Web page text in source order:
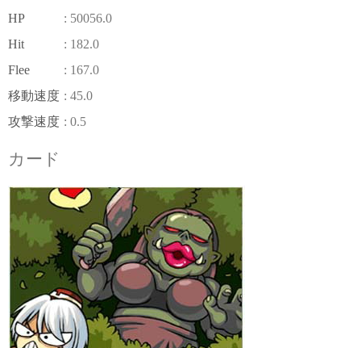
HP
: 50056.0
Hit
: 182.0
Flee
: 167.0
移動速度 : 45.0
攻撃速度 : 0.5
カード